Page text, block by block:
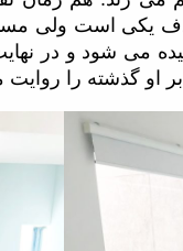
هدف یکی است
می شود و در
او گذشته را روایت